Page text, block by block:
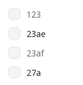
123
23ae
23af
27a